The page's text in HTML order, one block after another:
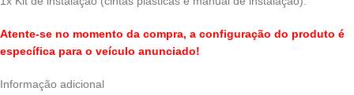
Atente-se no momento da compra, a configuração do produto é
específica para o veículo anunciado!
Informação adicional